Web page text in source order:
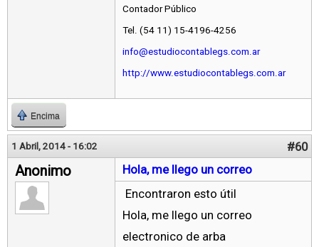
Contador Público
Tel. (54 11) 15-4196-4256
info@estudiocontablegs.com.ar
http://www.estudiocontablegs.com.ar
Encima
1 Abril, 2014 - 16:02 #60
Anonimo
Hola, me llego un correo
Encontraron esto útil
Hola, me llego un correo
electronico de arba